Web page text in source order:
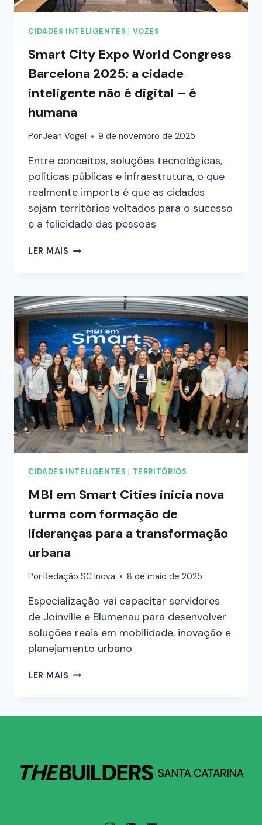
CIDADES INTELIGENTES VOZES
Smart City Expo World Congress
Barcelona 2025: a cidade
inteligente não é digital – é
humana
PorJean Vogel 9 de novembro de 2025
Entre conceitos, soluções tecnológicas,
políticas públicas e infraestrutura, o que
realmente importa é que as cidades
sejam territórios voltados para o sucesso
e a felicidade das pessoas
LER MAIS
CIDADES INTELIGENTES TERRITÓRIOS
MBI em Smart Cities inicia nova
turma com formação de
lideranças para a transformação
urbana
PorRedação SC Inova 8 de maio de 2025
Especialização vai capacitar servidores
de Joinville e Blumenau para desenvolver
soluções reais em mobilidade, inovação e
planejamento urbano
LER MAIS